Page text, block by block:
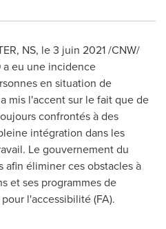
, NS, le 3 juin 2021 /CNW/
a eu une incidence
en situation de
mis l'accent sur le fait que de
confrontés à des
intégration dans les
Le gouvernement du
afin éliminer ces obstacles à
et ses programmes de
l'accessibilité (FA).